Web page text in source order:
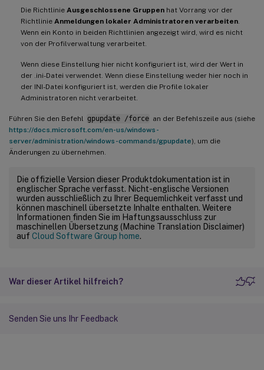
Die Richtlinie Ausgeschlossene Gruppen hat Vorrang vor der
Richtlinie Anmeldungen lokaler Administratoren verarbeiten
Wenn ein Konto in beiden Richtlinien angezeigt wird, wird es nicht
von der Profilverwaltung verarbeitet.
Wenn diese Einstellung hier nicht konfiguriert ist, wird der Wert in
der .ini-Datei verwendet. Wenn diese Einstellung weder hier noch in
der INI-Datei konfiguriert ist, werden die Profile lokaler
Administratoren nicht verarbeitet.
Führen Sie den Befehl gpupdate /force an der Befehlszeile aus (siehe
https://docs.microsoft.com/en-us/windows-
server/administration/windows-commands/gpupdate), um die
Änderungen zu übernehmen.
Die offizielle Version dieser Produktdokumentation ist in
englischer Sprache verfasst. Nicht-englische Versionen
wurden ausschließlich zu Ihrer Bequemlichkeit verfasst und
können maschinell übersetzte Inhalte enthalten. Weitere
Informationen finden Sie im Haftungsausschluss zur
maschinellen Übersetzung (Machine Translation Disclaimer)
auf Cloud Software Group home.
War dieser Artikel hilfreich?
Senden Sie uns Ihr Feedback